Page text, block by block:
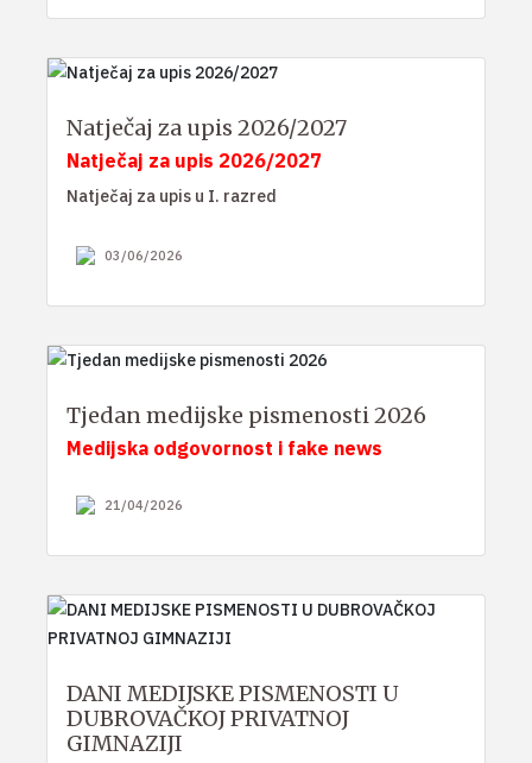
Natječaj za upis 2026/2027
Natječaj za upis 2026/2027
Natječaj za upis u I. razred
03/06/2026
Tjedan medijske pismenosti 2026
Medijska odgovornost i fake news
21/04/2026
DANI MEDIJSKE PISMENOSTI U
DUBROVAČKOJ PRIVATNOJ
GIMNAZIJI